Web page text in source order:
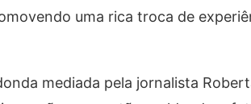
uma rica troca de
mediada pela jornalista